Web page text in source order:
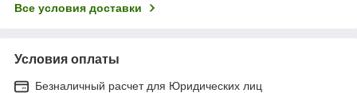
Все условия доставки
Условия оплаты
Безналичный расчет для Юридических лиц